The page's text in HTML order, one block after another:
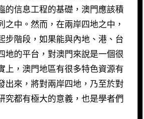
的信息工程的基礎，澳門應該積
之中。然而，在兩岸四地之中，
步階段，如果能與內地、港、台
地的平台，對澳門來說是一個很
上，澳門地區有很多特色資源有
出來，將對兩岸四地，乃至於對
究都有極大的意義，也是學者們